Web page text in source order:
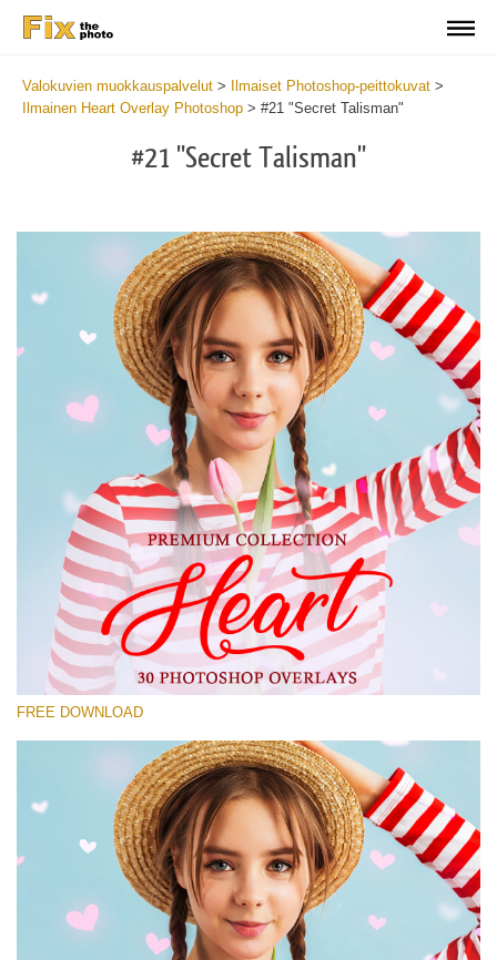
Valokuvien muokkauspalvelut > Ilmaiset Photoshop-peittokuvat >
Ilmainen Heart Overlay Photoshop > #21 "Secret Talisman"
#21 "Secret Talisman"
Please select
Free Photoshop Overlay #21
Small 800*533px
Heart Collection
(30 Overlays)
Bokeh Complete Collection (650 Overlays)
Large 6000*4000px
Entire Collection
(1783 Overlays)
Large 6000*4000px
FREE DOWNLOAD